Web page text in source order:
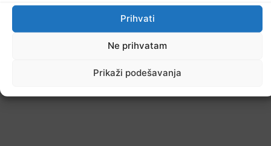
Prihvati
Ne prihvatam
Prikaži podešavanja
Upozorenje za narednih sedam dana: Požari